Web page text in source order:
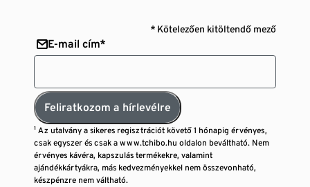
* Kötelezően kitöltendő mező
E-mail cím*
Feliratkozom a hírlevélre
¹ Az utalvány a sikeres regisztrációt követő 1 hónapig érvényes,
csak egyszer és csak a www.tchibo.hu oldalon beváltható. Nem
érvényes kávéra, kapszulás termékekre, valamint
ajándékkártyákra, más kedvezményekkel nem összevonható,
készpénzre nem váltható.